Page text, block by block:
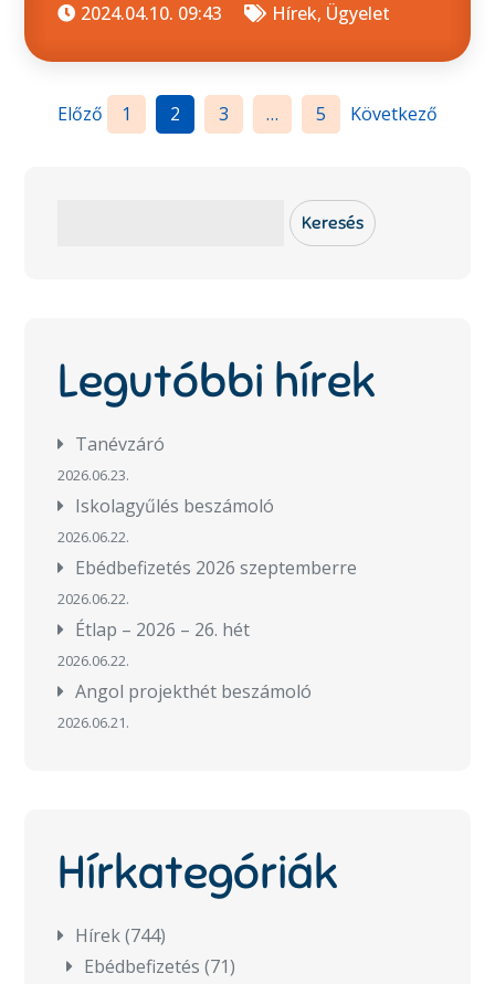
2024.04.10. 09:43 Hírek, Ügyelet
Bejegyzések
Előző 1 2 3 … 5 Következő
Keresés
Legutóbbi hírek
Tanévzáró
2026.06.23.
Iskolagyűlés beszámoló
2026.06.22.
Ebédbefizetés 2026 szeptemberre
2026.06.22.
Étlap – 2026 – 26. hét
2026.06.22.
Angol projekthét beszámoló
2026.06.21.
Hírkategóriák
Hírek(744)
Ebédbefizetés (71)